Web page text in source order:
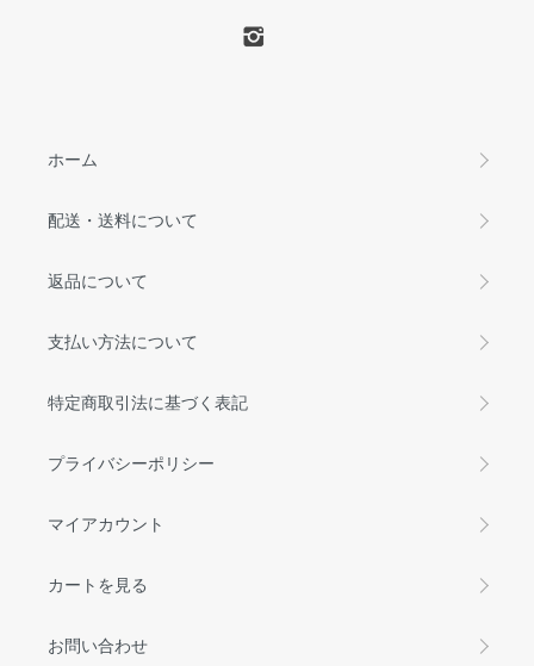
ホーム
配送・送料について
返品について
支払い方法について
特定商取引法に基づく表記
プライバシーポリシー
マイアカウント
カートを見る
お問い合わせ